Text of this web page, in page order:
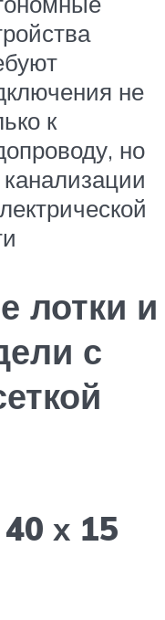
не
к
но
канализации
лотки и
с
х 15